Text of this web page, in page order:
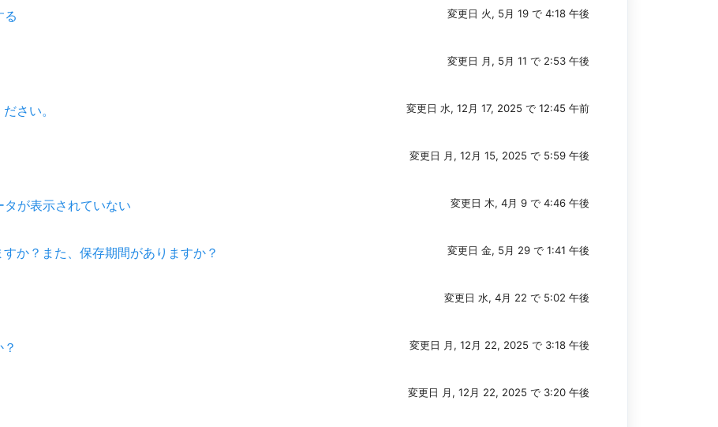
る 変更日 火, 5月 19 で 4:18 午後
変更日 月, 5月 11 で 2:53 午後
さい。 変更日 水, 12月 17, 2025 で 12:45 午前
変更日 月, 12月 15, 2025 で 5:59 午後
が表示されていない 変更日 木, 4月 9 で 4:46 午後
か？また、保存期間がありますか？ 変更日 金, 5月 29 で 1:41 午後
変更日 水, 4月 22 で 5:02 午後
変更日 月, 12月 22, 2025 で 3:18 午後
変更日 月, 12月 22, 2025 で 3:20 午後